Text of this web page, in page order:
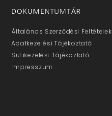
DOKUMENTUMTÁR
Általános Szerződési Feltételek
Adatkezelési Tájékoztató
Sütikezelési Tájékoztató
Impresszum